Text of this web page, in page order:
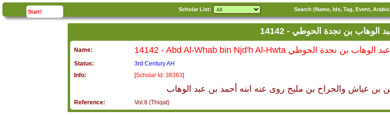
Start!click to Scholar List: Search (Name, Ids, Tag, Event,
- عبد الوهاب بن نجدة الحوطي
Name: 14142 - Abd Al-Whab bin Njd'h Al-Hwta عبد الوهاب بن نجدة الحوطي
Status:
3rd Century AH
Info:
[Scholar Id: 38363]
عياش والجراح بن مليح روى عنه ابنه أحمد بن عبد الوهاب
Reference: Vol:8 (Thiqat)